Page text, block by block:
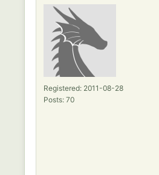
Registered: 2011-08-28
Posts: 70